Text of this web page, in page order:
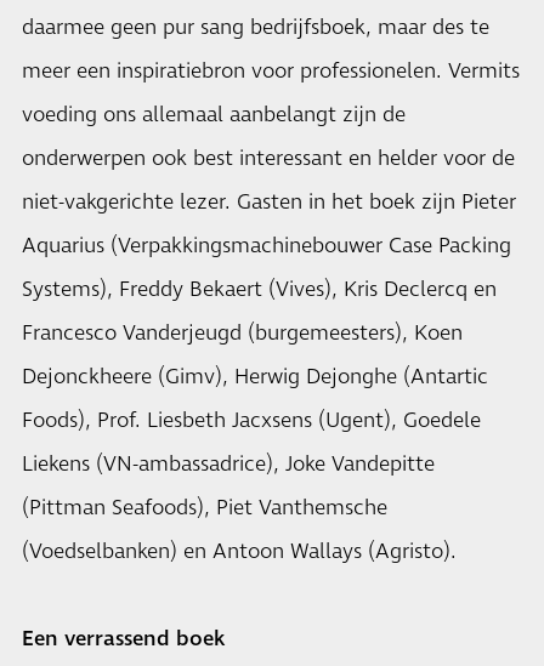
daarmee geen pur sang bedrijfsboek, maar des te
meer een inspiratiebron voor professionelen. Vermits
voeding ons allemaal aanbelangt zijn de
onderwerpen ook best interessant en helder voor de
niet-vakgerichte lezer. Gasten in het boek zijn Pieter
Aquarius (Verpakkingsmachinebouwer Case Packing
Systems), Freddy Bekaert (Vives), Kris Declercq en
Francesco Vanderjeugd (burgemeesters), Koen
Dejonckheere (Gimv), Herwig Dejonghe (Antartic
Foods), Prof. Liesbeth Jacxsens (Ugent), Goedele
Liekens (VN-ambassadrice), Joke Vandepitte
(Pittman Seafoods), Piet Vanthemsche
(Voedselbanken) en Antoon Wallays (Agristo).
Een verrassend boek